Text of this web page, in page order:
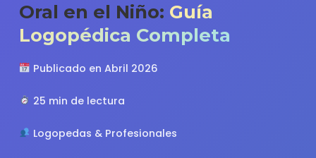
Oral en el Niño: Guía
Logopédica Completa
Publicado en Abril 2026
25 min de lectura
Logopedas & Profesionales